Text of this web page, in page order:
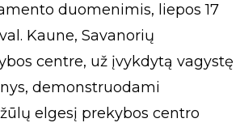
duomenimis, liepos 17
Kaune, Savanorių
centre, už įvykdytą vagystę
demonstruodami
elgesį prekybos centro